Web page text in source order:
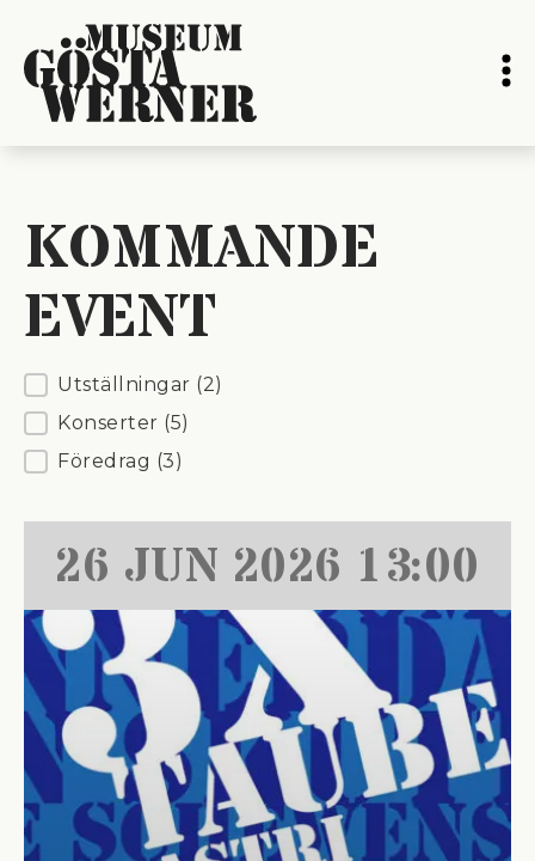
KOMMANDE
EVENT
Etiketter
Utställningar (2)
Konserter (5)
Föredrag (3)
26 JUN 2026 13:00